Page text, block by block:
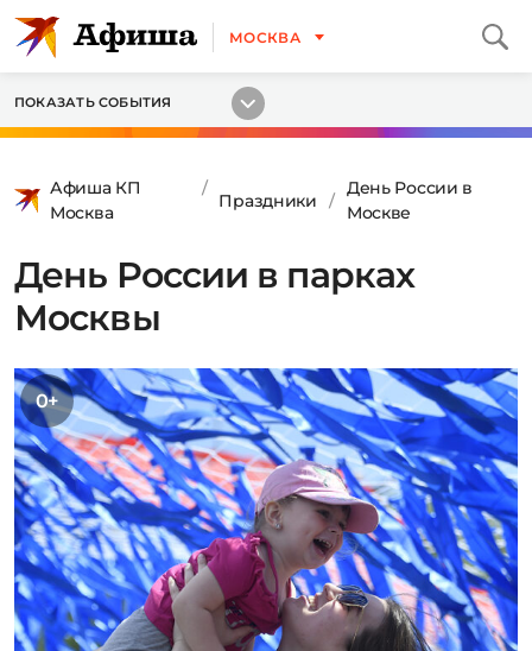
МОСКВА
ПОКАЗАТЬ СОБЫТИЯ
Афиша КП
Москва
Праздники
День России в
Москве
День России в парках
Москвы
0+